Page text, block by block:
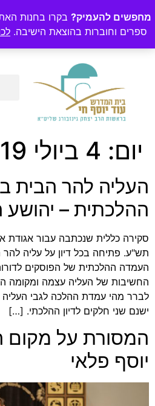
מחפשים להעמיק? בקרו בחנות
ספרים וחוברות בהוצאת הישיבה.
יום: 4 ביולי 2019
העליה להר הבית
ההלכתית –
סקירה כללית שנכתבה עבור אגודת
תש"ע. פתיחה בכל דיון על עליה
העמדה ההלכתית של הפוסקים
החשיבות של העליה עצמה ומקומה
לברר מהי עמדת ההלכה לגבי העליה
ישנם שני חלקים לדיון ההלכתי. […]
המסורת על
יוסף פלאי